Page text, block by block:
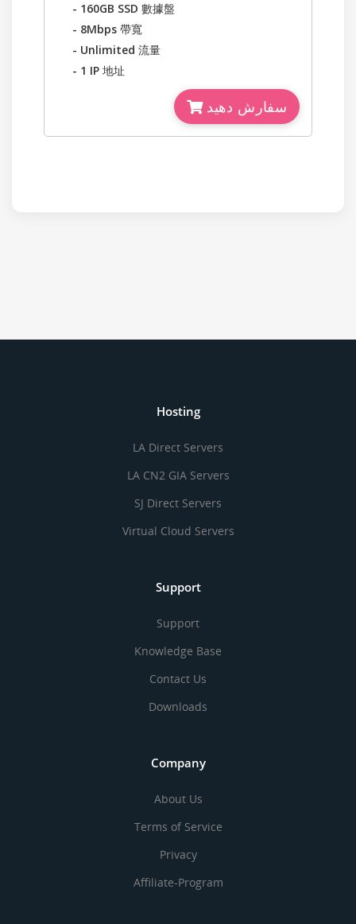
- 160GB SSD 數據盤
- 8Mbps 帶寬
- Unlimited 流量
- 1 IP 地址
سفارش دهید
Hosting
LA Direct Servers
LA CN2 GIA Servers
SJ Direct Servers
Virtual Cloud Servers
Support
Support
Knowledge Base
Contact Us
Downloads
Company
About Us
Terms of Service
Privacy
Affiliate-Program